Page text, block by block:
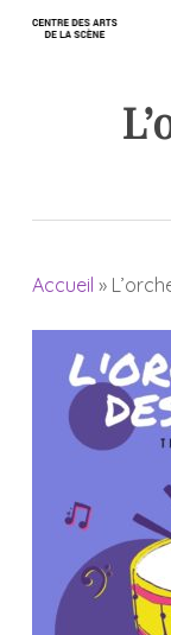
Skip
Accueil »